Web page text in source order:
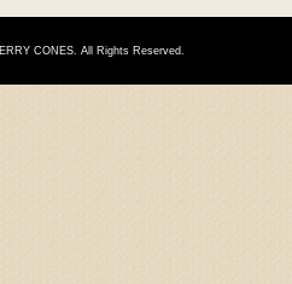
CONES. All Rights Reserved.